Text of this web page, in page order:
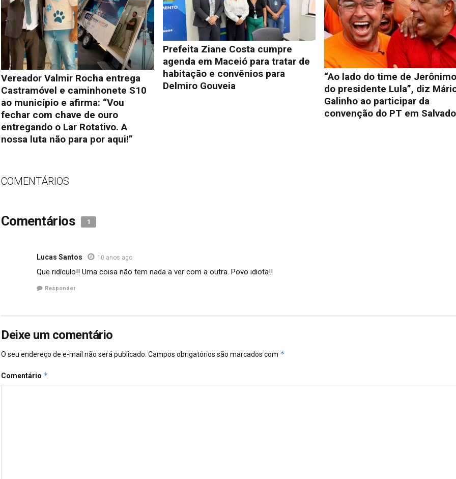
Vereador Valmir Rocha entrega
Castramóvel e caminhonete S10
ao município e afirma: “Vou
fechar com chave de ouro
entregando o Lar Rotativo. A
nossa luta não para por aqui!”
Prefeita Ziane Costa cumpre
agenda em Maceió para tratar de
habitação e convênios para
Delmiro Gouveia
“Ao lado do time de
do presidente Lula”, diz
Galinho ao participar da
convenção do PT em
COMENTÁRIOS
Comentários 1
Lucas Santos 10 anos ago
Que ridículo!! Uma coisa não tem nada a ver com a outra. Povo idiota!!
Responder
Deixe um comentário
O seu endereço de e-mail não será publicado. Campos obrigatórios são marcados com *
Comentário *